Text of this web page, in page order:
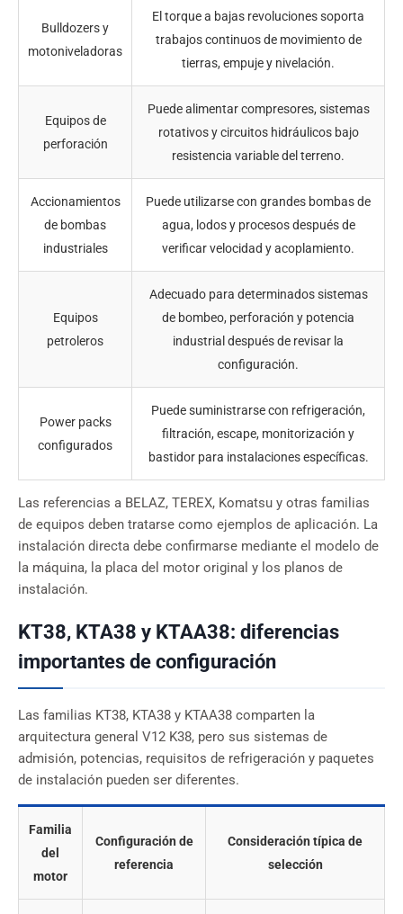
Bulldozers y
motoniveladoras
El torque a bajas revoluciones soporta
trabajos continuos de movimiento de
tierras, empuje y nivelación.
Equipos de
perforación
Puede alimentar compresores, sistemas
rotativos y circuitos hidráulicos bajo
resistencia variable del terreno.
Accionamientos
de bombas
industriales
Puede utilizarse con grandes bombas de
agua, lodos y procesos después de
verificar velocidad y acoplamiento.
Equipos
petroleros
Adecuado para determinados sistemas
de bombeo, perforación y potencia
industrial después de revisar la
configuración.
Power packs
configurados
Puede suministrarse con refrigeración,
filtración, escape, monitorización y
bastidor para instalaciones específicas.
Las referencias a BELAZ, TEREX, Komatsu y otras familias
de equipos deben tratarse como ejemplos de aplicación. La
instalación directa debe confirmarse mediante el modelo de
la máquina, la placa del motor original y los planos de
instalación.
KT38, KTA38 y KTAA38: diferencias
importantes de configuración
Las familias KT38, KTA38 y KTAA38 comparten la
arquitectura general V12 K38, pero sus sistemas de
admisión, potencias, requisitos de refrigeración y paquetes
de instalación pueden ser diferentes.
Familia
del
motor
Configuración de
referencia
Consideración típica de
selección